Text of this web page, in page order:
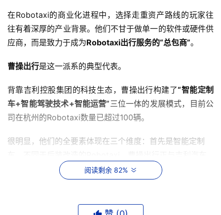
在Robotaxi的商业化进程中，选择走重资产路线的玩家往
往有着深厚的产业背景。他们不甘于做单一的软件或硬件供
应商，而是致力于成为Robotaxi出行服务的“总包商”。
曹操出行是这一派系的典型代表。
背靠吉利控股集团的科技生态，曹操出行构建了“智能定制
车+智能驾驶技术+智能运营”三位一体的发展模式，目前公
司在杭州的Robotaxi数量已超过100辆。
很明显，他们的全要素体现在三个维度：首先是智能定制
及相关合作伙伴共同开发完全定制Robotaxi ，计划今年亮
在2030年累计投放10万辆。这种为Robotaxi商
成本聚焦在车辆耐久性、换电效率以及自动驾驶组件上。
阅读剩余 82%